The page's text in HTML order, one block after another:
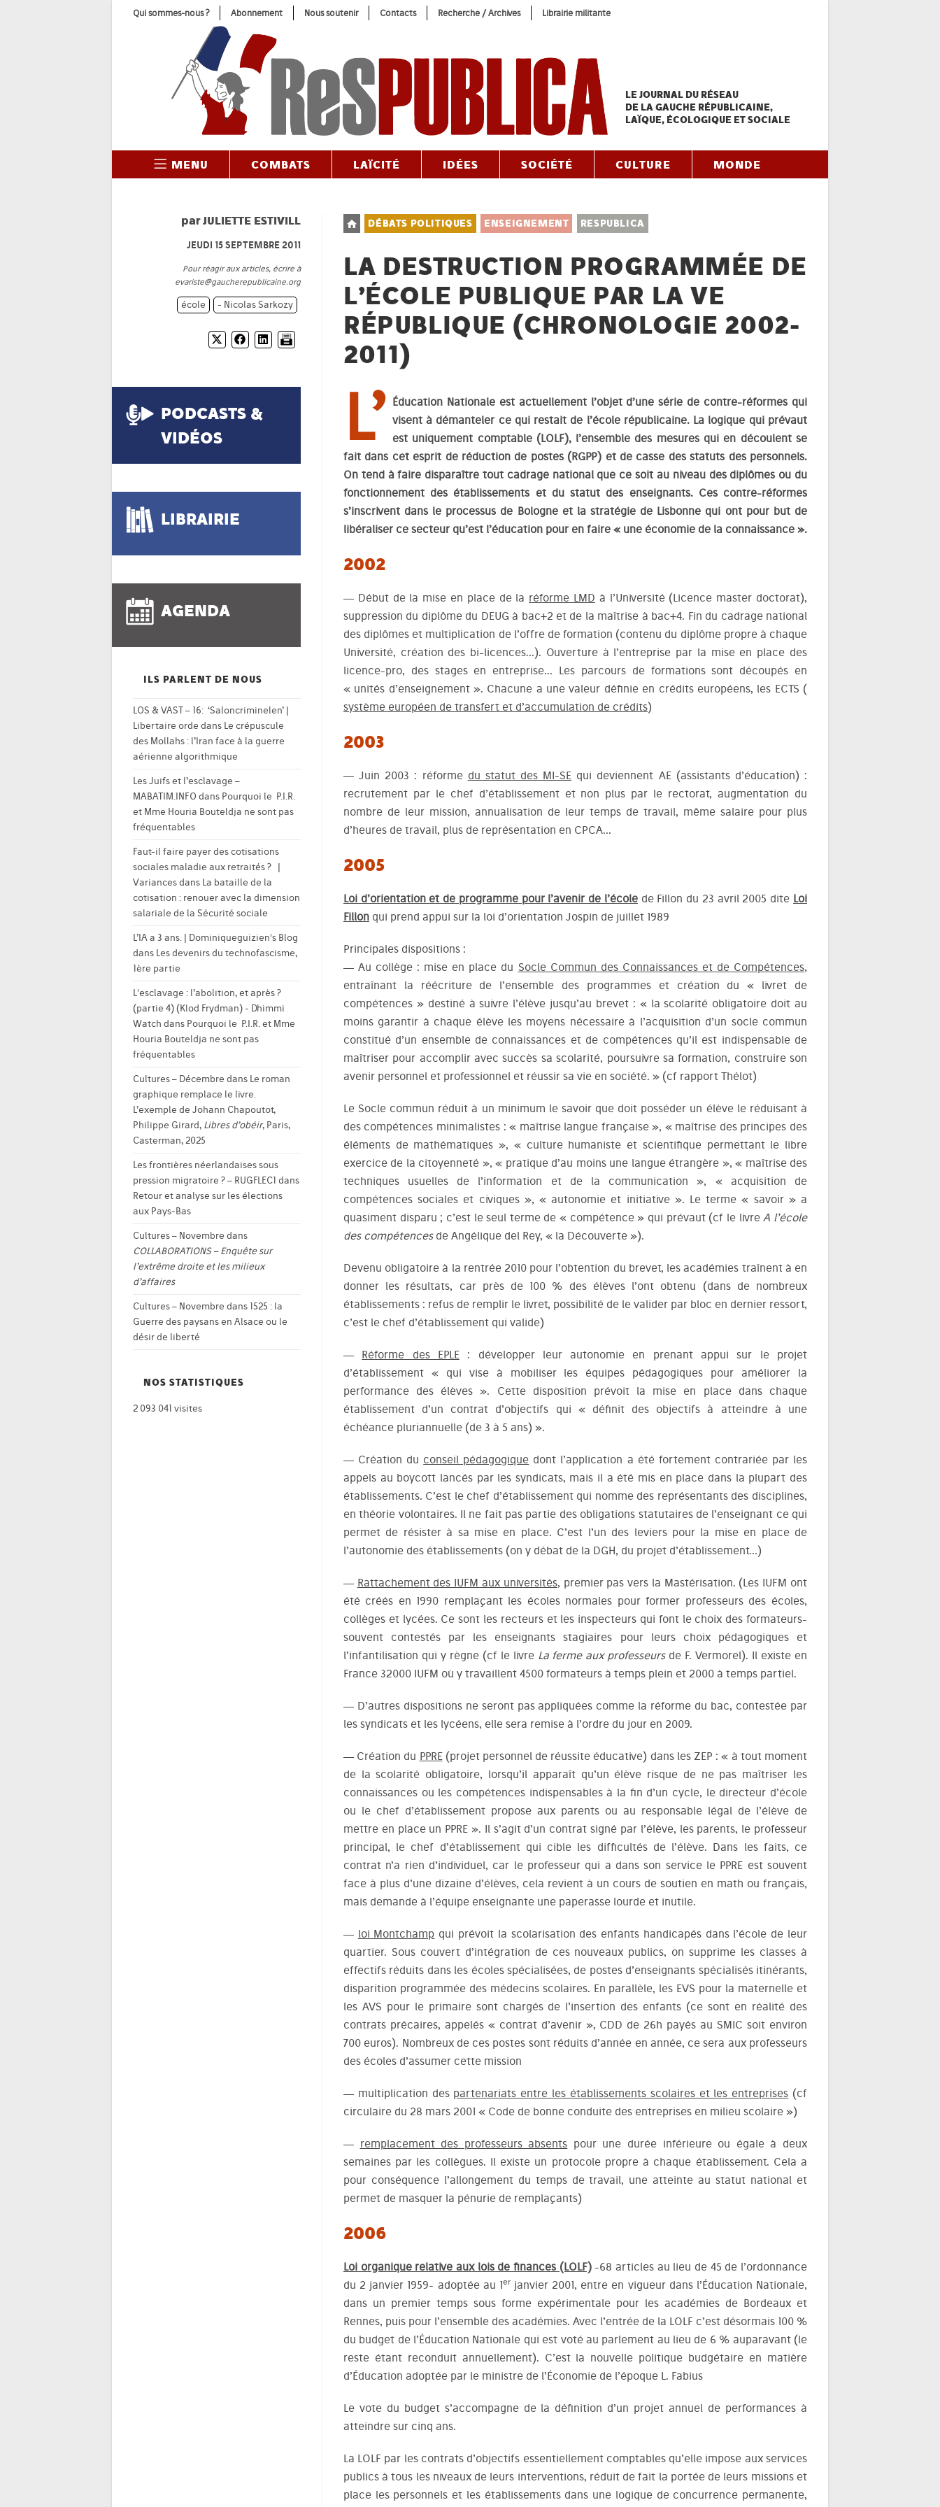
Qui sommes-nous ? Abonnement Nous soutenir Contacts Recherche / Archives Librairie militante
LE JOURNAL DU RÉSEAU
DE LA GAUCHE RÉPUBLICAINE,
LAÏQUE, ÉCOLOGIQUE ET SOCIALE
MENU COMBATS LAÏCITÉ IDÉES SOCIÉTÉ CULTURE MONDE
Post
category:
DÉBATS POLITIQUES ENSEIGNEMENT RESPUBLICA
LA DESTRUCTION PROGRAMMÉE DE
L’ÉCOLE PUBLIQUE PAR LA VE
RÉPUBLIQUE (CHRONOLOGIE 2002-
2011)
L’ Éducation Nationale est actuellement l’objet d’une série de contre-réformes qui
visent à démanteler ce qui restait de l’école républicaine. La logique qui prévaut
est uniquement comptable (LOLF), l’ensemble des mesures qui en découlent se
fait dans cet esprit de réduction de postes (RGPP) et de casse des statuts des personnels.
On tend à faire disparaître tout cadrage national que ce soit au niveau des diplômes ou du
fonctionnement des établissements et du statut des enseignants. Ces contre-réformes
s’inscrivent dans le processus de Bologne et la stratégie de Lisbonne qui ont pour but de
libéraliser ce secteur qu’est l’éducation pour en faire « une économie de la connaissance ».
2002
— Début de la mise en place de la réforme LMD à l’Université (Licence master doctorat),
suppression du diplôme du DEUG à bac+2 et de la maîtrise à bac+4. Fin du cadrage national
des diplômes et multiplication de l’offre de formation (contenu du diplôme propre à chaque
Université, création des bi-licences…). Ouverture à l’entreprise par la mise en place des
licence-pro, des stages en entreprise… Les parcours de formations sont découpés en
« unités d’enseignement ». Chacune a une valeur définie en crédits européens, les ECTS (
système européen de transfert et d’accumulation de crédits)
2003
— Juin 2003 : réforme du statut des MI-SE qui deviennent AE (assistants d’éducation) :
recrutement par le chef d’établissement et non plus par le rectorat, augmentation du
nombre de leur mission, annualisation de leur temps de travail, même salaire pour plus
d’heures de travail, plus de représentation en CPCA…
2005
Loi d’orientation et de programme pour l’avenir de l’écolede Fillon du 23 avril 2005 dite Loi
Fillonqui prend appui sur la loi d’orientation Jospin de juillet 1989
Principales dispositions :
— Au collège : mise en place du Socle Commun des Connaissances et de Compétences,
entraînant la réécriture de l’ensemble des programmes et création du « livret de
compétences » destiné à suivre l’élève jusqu’au brevet : « la scolarité obligatoire doit au
moins garantir à chaque élève les moyens nécessaire à l’acquisition d’un socle commun
constitué d’un ensemble de connaissances et de compétences qu’il est indispensable de
maîtriser pour accomplir avec succès sa scolarité, poursuivre sa formation, construire son
avenir personnel et professionnel et réussir sa vie en société. » (cf rapport Thélot)
Le Socle commun réduit à un minimum le savoir que doit posséder un élève le réduisant à
des compétences minimalistes : « maîtrise langue française », « maîtrise des principes des
éléments de mathématiques », « culture humaniste et scientifique permettant le libre
exercice de la citoyenneté », « pratique d’au moins une langue étrangère », « maîtrise des
techniques usuelles de l’information et de la communication », « acquisition de
compétences sociales et civiques », « autonomie et initiative ». Le terme « savoir » a
quasiment disparu ; c’est le seul terme de « compétence » qui prévaut (cf le livreA l’école
des compétencesde Angélique del Rey, « la Découverte »).
Devenu obligatoire à la rentrée 2010 pour l’obtention du brevet, les académies traînent à en
donner les résultats, car près de 100 % des élèves l’ont obtenu (dans de nombreux
établissements : refus de remplir le livret, possibilité de le valider par bloc en dernier ressort,
c’est le chef d’établissement qui valide)
— Réforme des EPLE: développer leur autonomie en prenant appui sur le projet
d’établissement « qui vise à mobiliser les équipes pédagogiques pour améliorer la
performance des élèves ». Cette disposition prévoit la mise en place dans chaque
établissement d’un contrat d’objectifs qui « définit des objectifs à atteindre à une
échéance pluriannuelle (de 3 à 5 ans) ».
— Création du conseil pédagogique dont l’application a été fortement contrariée par les
appels au boycott lancés par les syndicats, mais il a été mis en place dans la plupart des
établissements. C’est le chef d’établissement qui nomme des représentants des disciplines,
en théorie volontaires. Il ne fait pas partie des obligations statutaires de l’enseignant ce qui
permet de résister à sa mise en place. C’est l’un des leviers pour la mise en place de
l’autonomie des établissements (on y débat de la DGH, du projet d’établissement…)
— Rattachement des IUFM aux universités, premier pas vers la Mastérisation. (Les IUFM ont
été créés en 1990 remplaçant les écoles normales pour former professeurs des écoles,
collèges et lycées. Ce sont les recteurs et les inspecteurs qui font le choix des formateurs-
souvent contestés par les enseignants stagiaires pour leurs choix pédagogiques et
l’infantilisation qui y règne (cf le livre La ferme aux professeursde F. Vermorel). Il existe en
France 32000 IUFM où y travaillent 4500 formateurs à temps plein et 2000 à temps partiel.
— D’autres dispositions ne seront pas appliquées comme la réforme du bac, contestée par
les syndicats et les lycéens, elle sera remise à l’ordre du jour en 2009.
— Création du PPRE(projet personnel de réussite éducative) dans les ZEP : « à tout moment
de la scolarité obligatoire, lorsqu’il apparaît qu’un élève risque de ne pas maîtriser les
connaissances ou les compétences indispensables à la fin d’un cycle, le directeur d’école
ou le chef d’établissement propose aux parents ou au responsable légal de l’élève de
mettre en place un PPRE ». Il s’agit d’un contrat signé par l’élève, les parents, le professeur
principal, le chef d’établissement qui cible les difficultés de l’élève. Dans les faits, ce
contrat n’a rien d’individuel, car le professeur qui a dans son service le PPRE est souvent
face à plus d’une dizaine d’élèves, cela revient à un cours de soutien en math ou français,
mais demande à l’équipe enseignante une paperasse lourde et inutile.
— loi Montchamp qui prévoit la scolarisation des enfants handicapés dans l’école de leur
quartier. Sous couvert d’intégration de ces nouveaux publics, on supprime les classes à
effectifs réduits dans les écoles spécialisées, de postes d’enseignants spécialisés itinérants,
disparition programmée des médecins scolaires. En parallèle, les EVS pour la maternelle et
les AVS pour le primaire sont chargés de l’insertion des enfants (ce sont en réalité des
contrats précaires, appelés « contrat d’avenir », CDD de 26h payés au SMIC soit environ
700 euros). Nombreux de ces postes sont réduits d’année en année, ce sera aux professeurs
des écoles d’assumer cette mission
— multiplication des partenariats entre les établissements scolaires et les entreprises (cf
circulaire du 28 mars 2001 « Code de bonne conduite des entreprises en milieu scolaire »)
— remplacement des professeurs absents pour une durée inférieure ou égale à deux
semaines par les collègues. Il existe un protocole propre à chaque établissement. Cela a
pour conséquence l’allongement du temps de travail, une atteinte au statut national et
permet de masquer la pénurie de remplaçants)
2006
Loi organique relative aux lois de finances (LOLF)-68 articles au lieu de 45 de l’ordonnance
du 2 janvier 1959- adoptée au 1erjanvier 2001, entre en vigueur dans l’Éducation Nationale,
dans un premier temps sous forme expérimentale pour les académies de Bordeaux et
Rennes, puis pour l’ensemble des académies. Avec l’entrée de la LOLF c’est désormais 100 %
du budget de l’Éducation Nationale qui est voté au parlement au lieu de 6 % auparavant (le
reste étant reconduit annuellement). C’est la nouvelle politique budgétaire en matière
d’Éducation adoptée par le ministre de l’Économie de l’époque L. Fabius
Le vote du budget s’accompagne de la définition d’un projet annuel de performances à
atteindre sur cinq ans.
La LOLF par les contrats d’objectifs essentiellement comptables qu’elle impose aux services
publics à tous les niveaux de leurs interventions, réduit de fait la portée de leurs missions et
place les personnels et les établissements dans une logique de concurrence permanente,
parJULIETTE ESTIVILL
JEUDI 15 SEPTEMBRE 2011
Pour réagir aux articles, écrire à
evariste@gaucherepublicaine.org
- Nicolas Sarkozy
école
PODCASTS &
VIDÉOS
LIBRAIRIE
AGENDA
ILS PARLENT DE NOUS
LOS & VAST – 16: ‘Saloncriminelen’ |
Libertaire orde dans Le crépuscule
des Mollahs : l’Iran face à la guerre
aérienne algorithmique
Les Juifs et l’esclavage –
MABATIM.INFO dans Pourquoi le P.I.R.
et Mme Houria Bouteldja ne sont pas
fréquentables
Faut-il faire payer des cotisations
sociales maladie aux retraités ? |
Variancesdans La bataille de la
cotisation : renouer avec la dimension
salariale de la Sécurité sociale
L’IA a 3 ans. | Dominiqueguizien's Blog
dans Les devenirs du technofascisme,
1ère partie
L'esclavage : l’abolition, et après ?
(partie 4) (Klod Frydman) - Dhimmi
Watch dans Pourquoi le P.I.R. et Mme
Houria Bouteldja ne sont pas
fréquentables
Cultures – Décembre dans Le roman
graphique remplace le livre.
L’exemple de Johann Chapoutot,
Philippe Girard, Libres d’obéir, Paris,
Casterman, 2025
Les frontières néerlandaises sous
pression migratoire ? – RUGFLEC1 dans
Retour et analyse sur les élections
aux Pays-Bas
Cultures – Novembre dans
COLLABORATIONS – Enquête sur
l’extrême droite et les milieux
d’affaires
Cultures – Novembre dans 1525 : la
Guerre des paysans en Alsace ou le
désir de liberté
NOS STATISTIQUES
2 093 041 visites